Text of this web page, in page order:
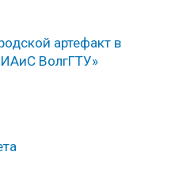
артефакт в
ИАиС ВолгГТУ»